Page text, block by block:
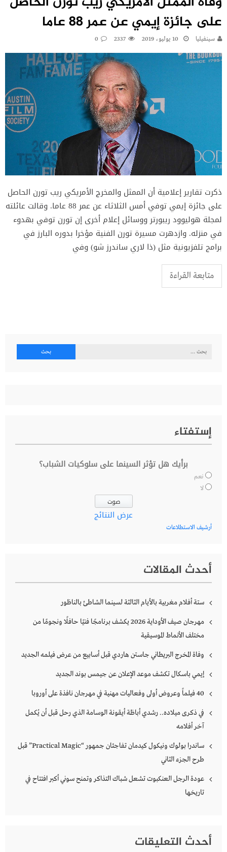
على جائزة إيمي عن عمر 88 عاما
سينفيليا 10 يوليو، 2019 2337
0
ذكرت تقارير إعلامية أن الممثل والمخرج الأمريكي ريب تورن الحاصل
على جائزة إيمي توفي أمس الثلاثاء عن عمر 88 عاما. وقالت عائلته
لمجلة هوليوود ريبورتر ووسائل إعلام أخرى إن تورن توفي بهدوء
في منزله. وازدهرت مسيرة تورن الفنية مؤخرا بدوره البارز في
برامج تلفزيونية مثل (ذا لاري ساندرز شو) وفي
متابعة القراءة
البحث
إستفتاء
برأيك هل تؤثر السينما على سلوكيات الشباب؟
نعم
لا
عرض النتائج
أرشيف الاستطلاعات
أحدث المقالات
ستة أفلام مغربية بالأيام الثالثة لسينما الشاطئ بالناظور
مهرجان صيف الأوداية 2026 يكشف برنامجًا فنيًا حافلًا ونجومًا من
مختلف الأنماط الموسيقية
وفاة المخرج البريطاني جاستن هاردي قبل أسابيع من عرض فيلمه الجديد
إيمي باسكال تكشف موعد الإعلان عن جيمس بوند الجديد
40 فيلماً وعروض أولى وفعاليات مهنية في مهرجان نافذة على أوروبا
في ذكرى ميلاده.. رشدي أباظة أيقونة الوسامة الذي رحل قبل أن يُكمل
آخر أفلامه
ساندرا بولوك ونيكول كيدمان تفاجئان جمهور “Practical Magic” قبل
طرح الجزء الثاني
عودة الرجل العنكبوت تشعل شباك التذاكر وتمنح سوني أكبر افتتاح في
تاريخها
أحدث التعليقات